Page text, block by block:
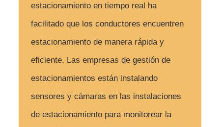
estacionamiento en tiempo real ha
facilitado que los conductores encuentren
estacionamiento de manera rápida y
eficiente. Las empresas de gestión de
estacionamientos están instalando
sensores y cámaras en las instalaciones
de estacionamiento para monitorear la